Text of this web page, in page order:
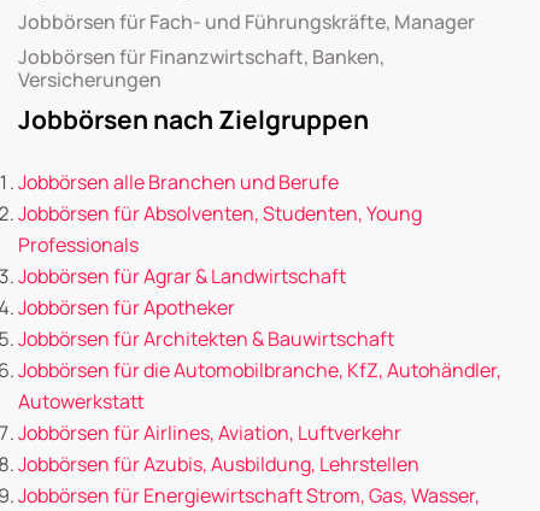
Jobbörsen für Fach- und Führungskräfte, Manager
Jobbörsen für Finanzwirtschaft, Banken,
Versicherungen
Jobbörsen nach Zielgruppen
Jobbörsen alle Branchen und Berufe
Jobbörsen für Absolventen, Studenten, Young
Professionals
Jobbörsen für Agrar & Landwirtschaft
Jobbörsen für Apotheker
Jobbörsen für Architekten & Bauwirtschaft
Jobbörsen für die Automobilbranche, KfZ, Autohändler,
Autowerkstatt
Jobbörsen für Airlines, Aviation, Luftverkehr
Jobbörsen für Azubis, Ausbildung, Lehrstellen
Jobbörsen für Energiewirtschaft Strom, Gas, Wasser,